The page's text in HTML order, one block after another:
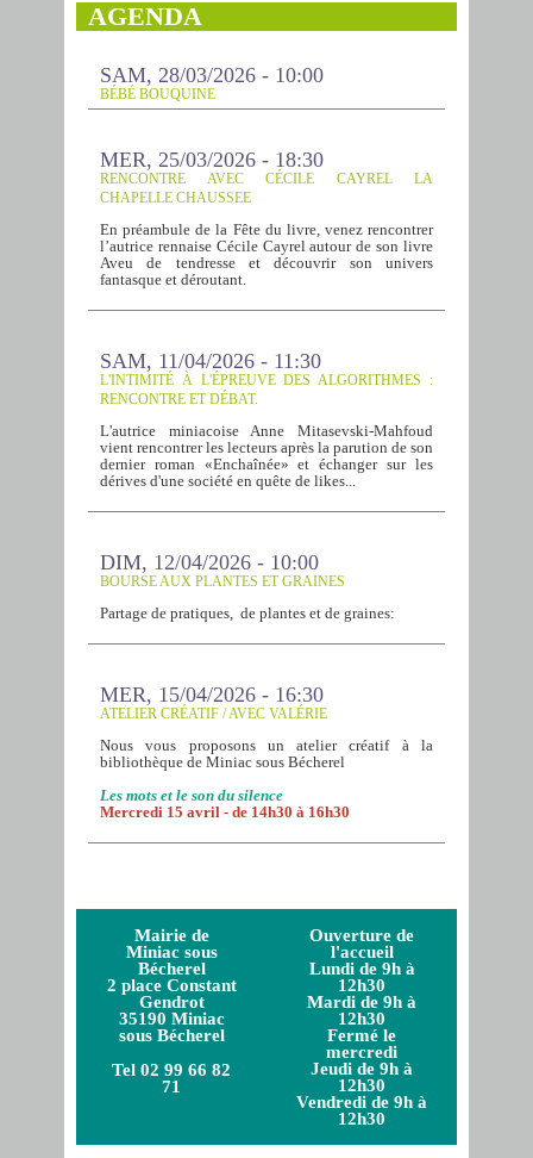
AGENDA
SAM, 28/03/2026 - 10:00
BÉBÉ BOUQUINE
MER, 25/03/2026 - 18:30
RENCONTRE AVEC CÉCILE CAYREL LA
CHAPELLE CHAUSSEE
En préambule de la Fête du livre, venez rencontrer
l’autrice rennaise Cécile Cayrel autour de son livre
Aveu de tendresse et découvrir son univers
fantasque et déroutant.
SAM, 11/04/2026 - 11:30
L'INTIMITÉ À L'ÉPREUVE DES ALGORITHMES :
RENCONTRE ET DÉBAT.
L'autrice miniacoise Anne Mitasevski-Mahfoud
vient rencontrer les lecteurs après la parution de son
dernier roman «Enchaînée» et échanger sur les
dérives d'une société en quête de likes...
DIM, 12/04/2026 - 10:00
BOURSE AUX PLANTES ET GRAINES
Partage de pratiques, de plantes et de graines:
MER, 15/04/2026 - 16:30
ATELIER CRÉATIF / AVEC VALÉRIE
Nous vous proposons un atelier créatif à la
bibliothèque de Miniac sous Bécherel
Les mots et le son du silence
Mercredi 15 avril - de 14h30 à 16h30
Mairie de
Miniac sous
Bécherel
2 place Constant
Gendrot
35190 Miniac
sous Bécherel
Tel 02 99 66 82
71
Ouverture de
l'accueil
Lundi de 9h à
12h30
Mardi de 9h à
12h30
Fermé le
mercredi
Jeudi de 9h à
12h30
Vendredi de 9h à
12h30